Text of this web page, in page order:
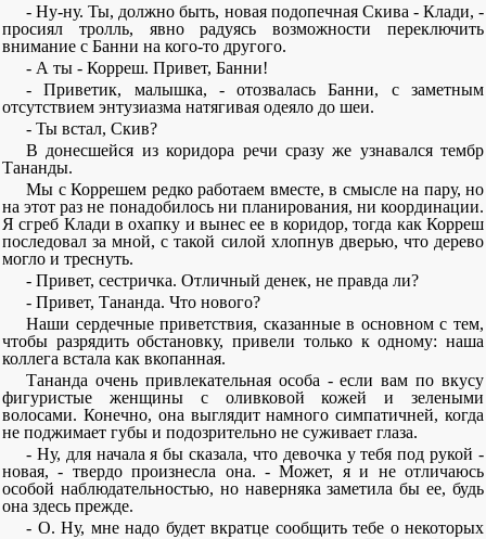
- Ну-ну. Ты, должно быть, новая подопечная Скива - Клади, -
просиял тролль, явно радуясь возможности переключить
внимание с Банни на кого-то другого.
- А ты - Корреш. Привет, Банни!
- Приветик, малышка, - отозвалась Банни, с заметным
отсутствием энтузиазма натягивая одеяло до шеи.
- Ты встал, Скив?
В донесшейся из коридора речи сразу же узнавался тембр
Тананды.
Мы с Коррешем редко работаем вместе, в смысле на пару, но
на этот раз не понадобилось ни планирования, ни координации.
Я сгреб Клади в охапку и вынес ее в коридор, тогда как Корреш
последовал за мной, с такой силой хлопнув дверью, что дерево
могло и треснуть.
- Привет, сестричка. Отличный денек, не правда ли?
- Привет, Тананда. Что нового?
Наши сердечные приветствия, сказанные в основном с тем,
чтобы разрядить обстановку, привели только к одному: наша
коллега встала как вкопанная.
Тананда очень привлекательная особа - если вам по вкусу
фигуристые женщины с оливковой кожей и зелеными
волосами. Конечно, она выглядит намного симпатичней, когда
не поджимает губы и подозрительно не суживает глаза.
- Ну, для начала я бы сказала, что девочка у тебя под рукой -
новая, - твердо произнесла она. - Может, я и не отличаюсь
особой наблюдательностью, но наверняка заметила бы ее, будь
она здесь прежде.
- О. Ну, мне надо будет вкратце сообщить тебе о некоторых